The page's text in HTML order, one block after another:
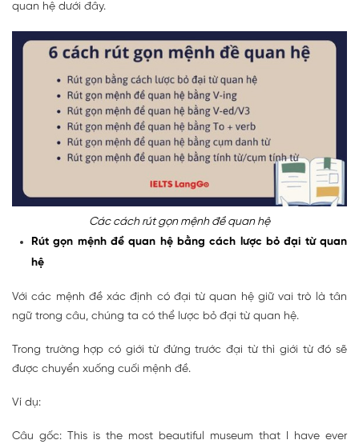
quan hệ dưới đây.
Các cách rút gọn mệnh đề quan hệ
Rút gọn mệnh đề quan hệ bằng cách lược bỏ đại từ quan
hệ
Với các mệnh đề xác định có đại từ quan hệ giữ vai trò là tân
ngữ trong câu, chúng ta có thể lược bỏ đại từ quan hệ.
Trong trường hợp có giới từ đứng trước đại từ thì giới từ đó sẽ
được chuyển xuống cuối mệnh đề.
Ví dụ:
Câu gốc: This is the most beautiful museum that I have ever